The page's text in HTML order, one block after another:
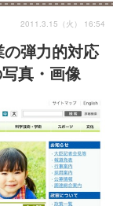
弾力的対応
真・画像
2011.3.15（火） 16:54